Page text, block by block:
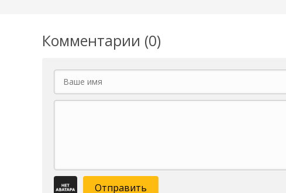
Комментарии (0)
Отправить